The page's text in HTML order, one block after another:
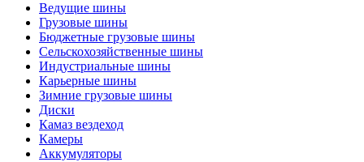
Ведущие шины
Грузовые шины
Бюджетные грузовые шины
Сельскохозяйственные шины
Индустриальные шины
Карьерные шины
Зимние грузовые шины
Диски
Камаз вездеход
Камеры
Аккумуляторы